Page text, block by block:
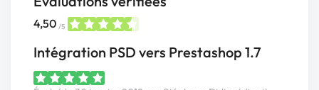
4,50 /5
Intégration PSD vers Prestashop 1.7